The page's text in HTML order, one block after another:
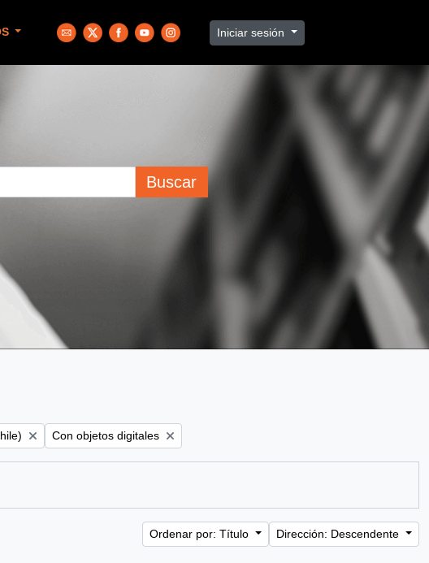
Iniciar sesión
Buscar
Remove filter:
Con objetos digitales
Ordenar por: Título Dirección: Descendente